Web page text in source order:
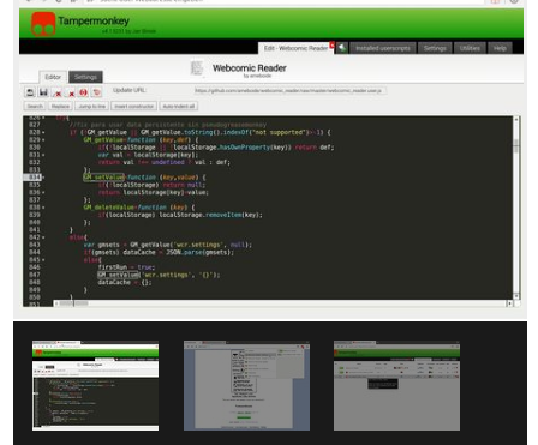
tus
datos
todos
los
sitios
web.
This
extension
can
write
data
into
the
clipboard.
This
extension
can
create
rich